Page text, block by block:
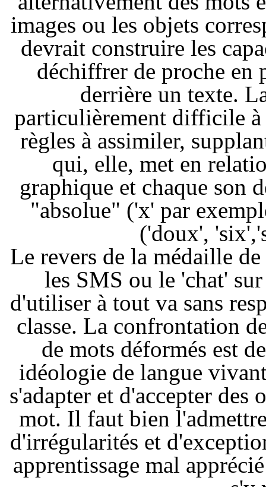
images ou les objets
devrait construire les
déchiffrer de proche en
derrière un texte.
particulièrement difficile à
règles à assimiler,
qui, elle, met en
graphique et chaque son
"absolue" ('x' par
('doux',
Le revers de la médaille
les SMS ou le 'chat'
d'utiliser à tout va sans
classe. La confrontation
de mots déformés est
idéologie de langue
s'adapter et d'accepter des
mot. Il faut bien
d'irrégularités et
apprentissage mal